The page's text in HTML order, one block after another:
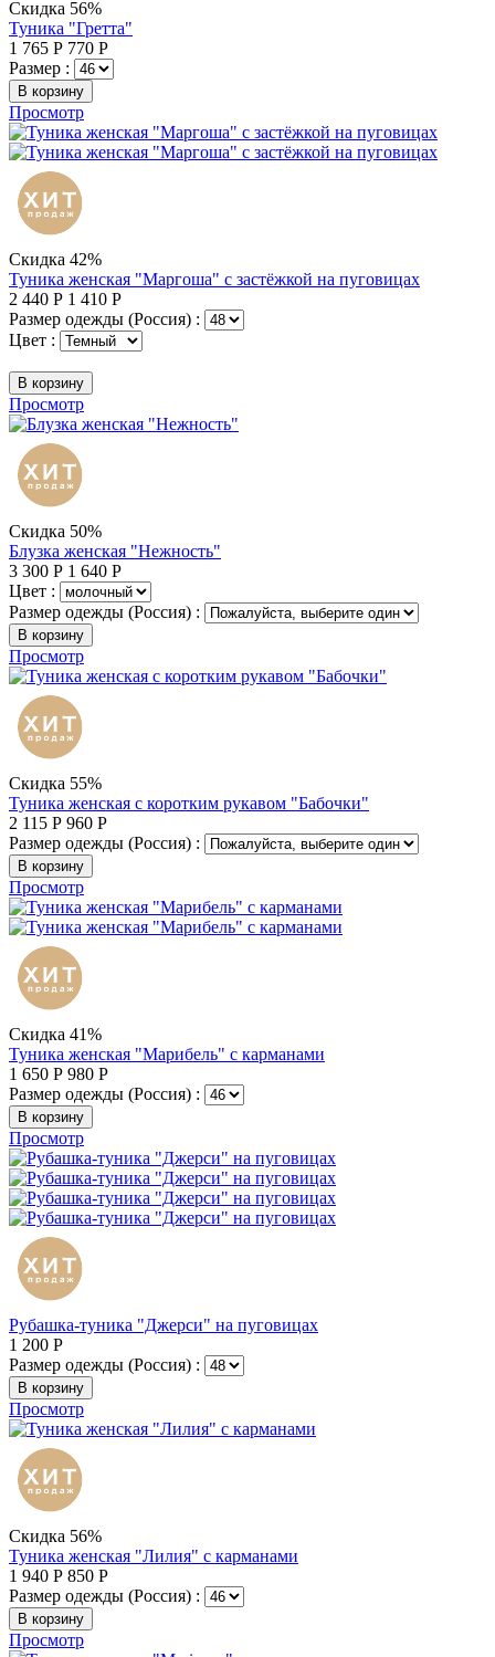
Скидка 56%
Туника "Гретта"
1 765 Р 770 Р
Размер :
В корзину
Просмотр
Скидка 42%
Туника женская "Маргоша" с застёжкой на пуговицах
2 440 Р 1 410 Р
Размер одежды (Россия) :
Цвет :
В корзину
Просмотр
Скидка 50%
Блузка женская "Нежность"
3 300 Р 1 640 Р
Цвет :
Размер одежды (Россия) :
В корзину
Просмотр
Скидка 55%
Туника женская с коротким рукавом "Бабочки"
2 115 Р 960 Р
Размер одежды (Россия) :
В корзину
Просмотр
Скидка 41%
Туника женская "Марибель" с карманами
1 650 Р 980 Р
Размер одежды (Россия) :
В корзину
Просмотр
Рубашка-туника "Джерси" на пуговицах
1 200 Р
Размер одежды (Россия) :
В корзину
Просмотр
Скидка 56%
Туника женская "Лилия" с карманами
1 940 Р 850 Р
Размер одежды (Россия) :
В корзину
Просмотр